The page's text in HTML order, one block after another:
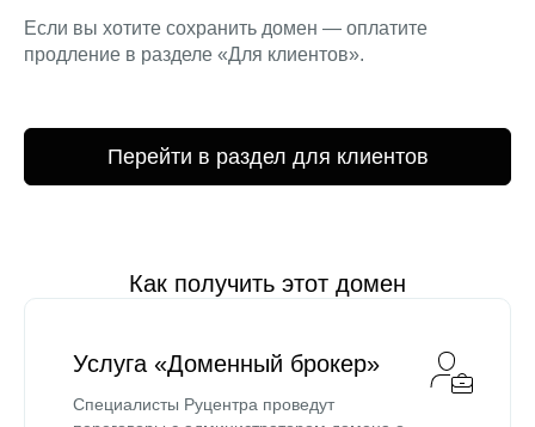
Если вы хотите сохранить домен — оплатите
продление в разделе «Для клиентов».
Перейти в раздел для клиентов
Как получить этот домен
Услуга «Доменный брокер»
Специалисты Руцентра проведут